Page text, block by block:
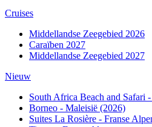
Cruises
Middellandse Zeegebied 2026
Caraïben 2027
Middellandse Zeegebied 2027
Nieuw
South Africa Beach and Safari
Borneo - Maleisië (2026)
Suites La Rosière - Franse